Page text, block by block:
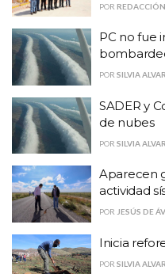
POR REDACCIÓN
PC no fue
POR SILVIA
SADER y
de nubes
POR SILVIA
Aparecen
actividad
POR JESÚS DE
Inicia
POR SILVIA